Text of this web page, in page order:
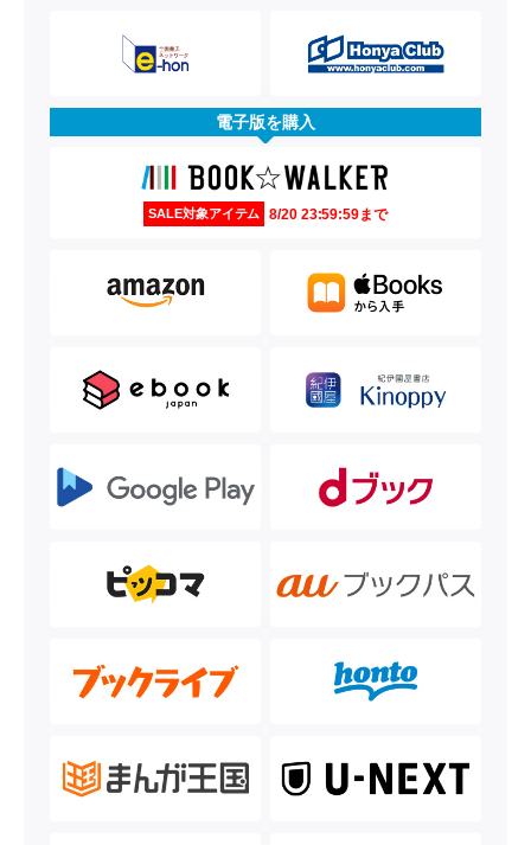
電子版を購入
SALE対象アイテム 8/20 23:59:59まで